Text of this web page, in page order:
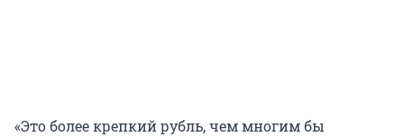
«Это более крепкий рубль, чем многим бы